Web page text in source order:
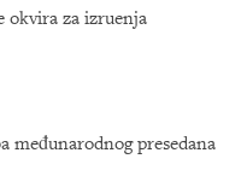
okvira za izruenja
međunarodnog presedana